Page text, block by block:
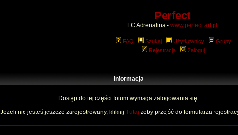
Perfect
FC Adrenalina - www.perfect.art.pl
FAQ Szukaj Użytkownicy
Grupy
Rejestracja
Zaloguj
Informacja
Dostęp do tej części forum wymaga zalogowania się.
Jeżeli nie jesteś jeszcze zarejestrowany, kliknij Tutaj żeby przejść do formularza